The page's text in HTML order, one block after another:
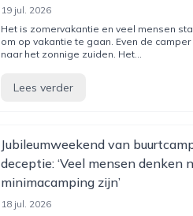
19 jul. 2026
Het is zomervakantie en veel mensen
om op vakantie te gaan. Even de
naar het zonnige zuiden. Het...
Lees verder
Jubileumweekend van
deceptie: ‘Veel mensen denken
minimacamping zijn’
18 jul. 2026